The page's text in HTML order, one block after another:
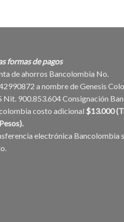
formas de pagos
de ahorros Bancolombia No.
a nombre de Genesis
Nit. 900.853.604 Consignación
costo adicional $13.000
electrónica Bancolombia